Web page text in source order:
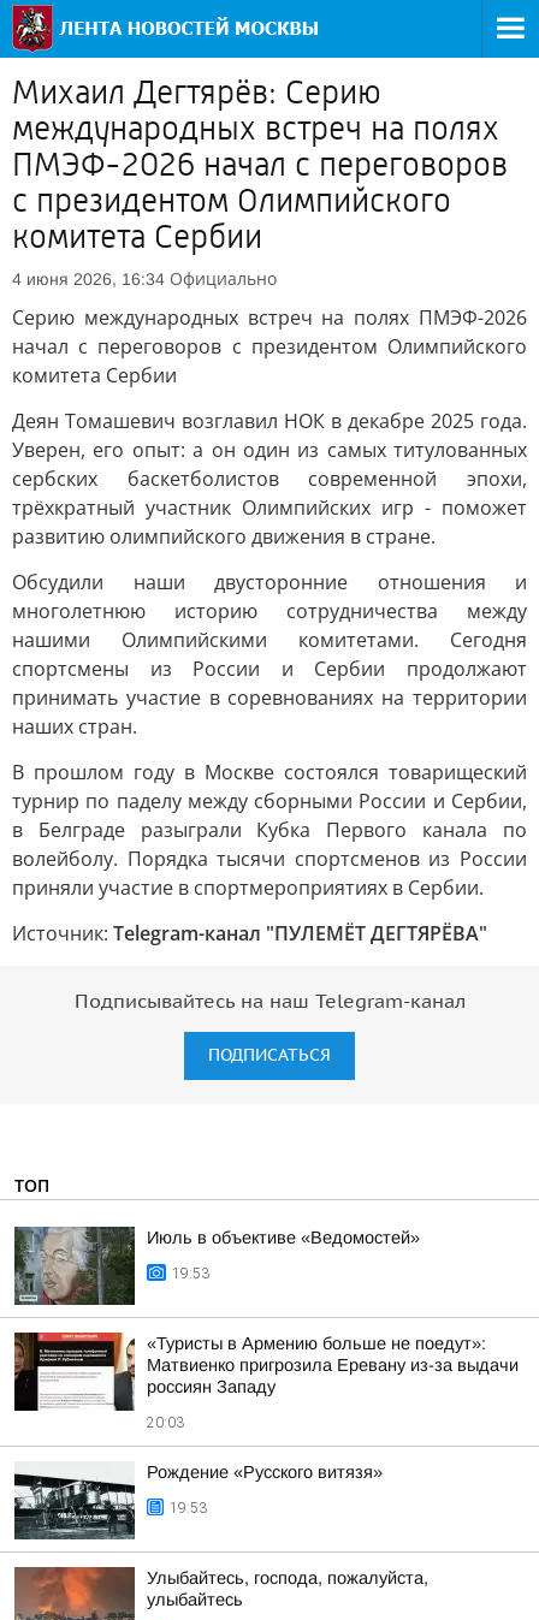
Михаил Дегтярёв: Серию
международных встреч на полях
ПМЭФ-2026 начал с переговоров
с президентом Олимпийского
комитета Сербии
4 июня 2026, 16:34 Официально
Серию международных встреч на полях ПМЭФ-2026
начал с переговоров с президентом Олимпийского
комитета Сербии
Деян Томашевич возглавил НОК в декабре 2025 года.
Уверен, его опыт: а он один из самых титулованных
сербских баскетболистов современной эпохи,
трёхкратный участник Олимпийских игр - поможет
развитию олимпийского движения в стране.
Обсудили наши двусторонние отношения и
многолетнюю историю сотрудничества между
нашими Олимпийскими комитетами. Сегодня
спортсмены из России и Сербии продолжают
принимать участие в соревнованиях на территории
наших стран.
В прошлом году в Москве состоялся товарищеский
турнир по паделу между сборными России и Сербии,
в Белграде разыграли Кубка Первого канала по
волейболу. Порядка тысячи спортсменов из России
приняли участие в спортмероприятиях в Сербии.
Источник: Telegram-канал "ПУЛЕМЁТ ДЕГТЯРЁВА"
Подписывайтесь на наш Telegram-канал
ПОДПИСАТЬСЯ
ТОП
Июль в объективе «Ведомостей»
19:53
«Туристы в Армению больше не поедут»:
Матвиенко пригрозила Еревану из-за выдачи
россиян Западу
20:03
Рождение «Русского витязя»
19:53
Улыбайтесь, господа, пожалуйста,
улыбайтесь